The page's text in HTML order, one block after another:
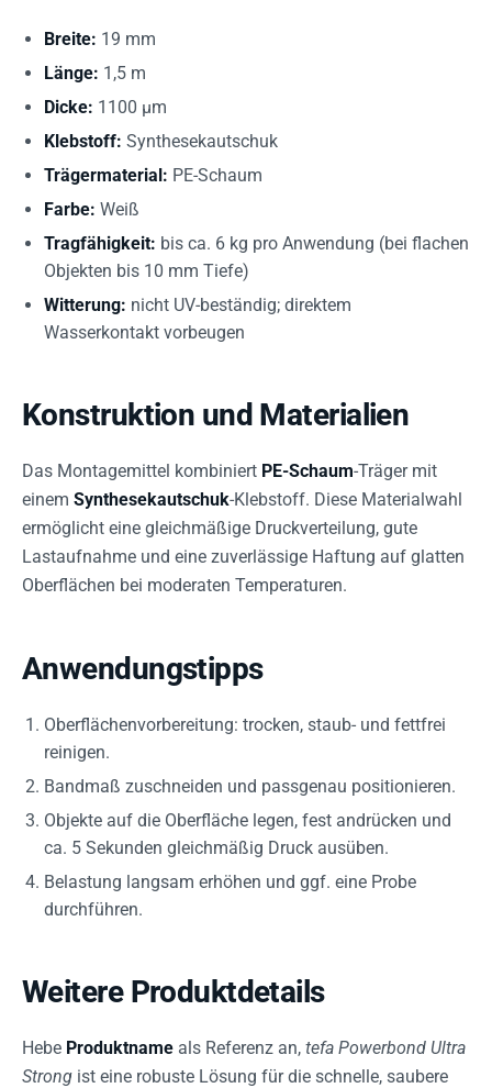
Breite: 19 mm
Länge: 1,5 m
Dicke: 1100 µm
Klebstoff: Synthesekautschuk
Trägermaterial: PE-Schaum
Farbe: Weiß
Tragfähigkeit: bis ca. 6 kg pro Anwendung (bei flachen
Objekten bis 10 mm Tiefe)
Witterung: nicht UV-beständig; direktem
Wasserkontakt vorbeugen
Konstruktion und Materialien
Das Montagemittel kombiniert PE-Schaum-Träger mit
einem Synthesekautschuk-Klebstoff. Diese Materialwahl
ermöglicht eine gleichmäßige Druckverteilung, gute
Lastaufnahme und eine zuverlässige Haftung auf glatten
Oberflächen bei moderaten Temperaturen.
Anwendungstipps
Oberflächenvorbereitung: trocken, staub- und fettfrei
reinigen.
Bandmaß zuschneiden und passgenau positionieren.
Objekte auf die Oberfläche legen, fest andrücken und
ca. 5 Sekunden gleichmäßig Druck ausüben.
Belastung langsam erhöhen und ggf. eine Probe
durchführen.
Weitere Produktdetails
Hebe Produktname als Referenz an, tefa Powerbond Ultra
Strong ist eine robuste Lösung für die schnelle, saubere